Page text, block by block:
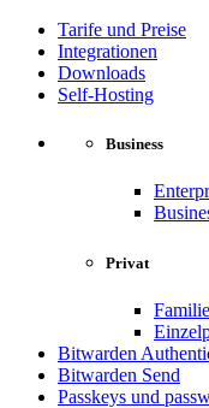
Tarife und Preise
Integrationen
Downloads
Self-Hosting
Business
Privat
Bitwarden
Bitwarden Send
Passkeys und